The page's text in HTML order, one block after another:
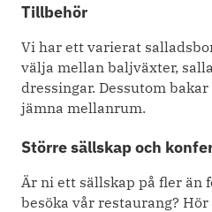
Tillbehör
Vi har ett varierat
välja mellan baljväxter,
dressingar. Dessutom
jämna mellanrum.
Större sällskap och
Är ni ett sällskap på fler än
besöka vår restaurang?